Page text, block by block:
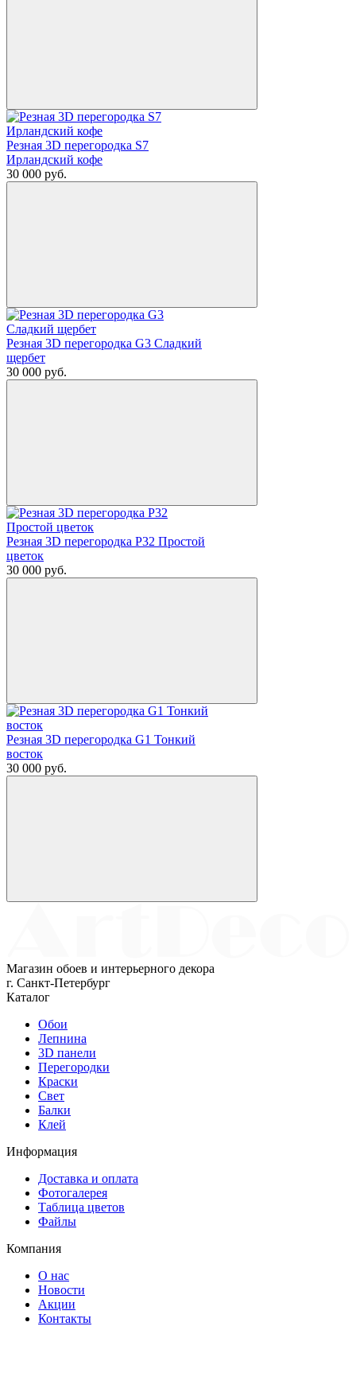
Резная 3D перегородка S7
Ирландский кофе
30 000 руб.
Резная 3D перегородка G3 Сладкий
щербет
30 000 руб.
Резная 3D перегородка Р32 Простой
цветок
30 000 руб.
Резная 3D перегородка G1 Тонкий
восток
30 000 руб.
Магазин обоев и интерьерного декора
г. Санкт-Петербург
Каталог
Обои
Лепнина
3D панели
Перегородки
Краски
Свет
Балки
Клей
Информация
Доставка и оплата
Фотогалерея
Таблица цветов
Файлы
Компания
О нас
Новости
Акции
Контакты